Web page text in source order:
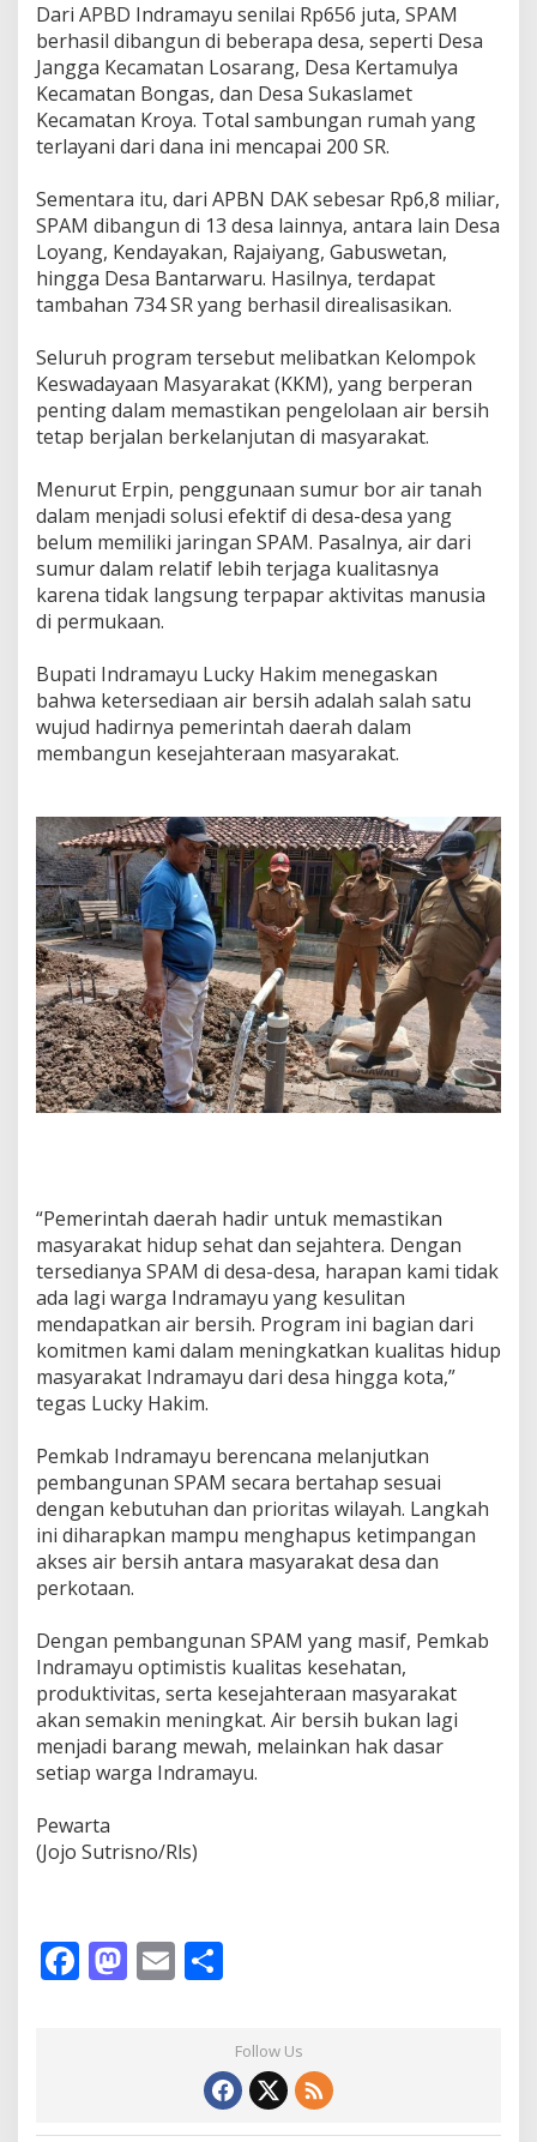
‎Dari APBD Indramayu senilai Rp656 juta, SPAM
berhasil dibangun di beberapa desa, seperti Desa
Jangga Kecamatan Losarang, Desa Kertamulya
Kecamatan Bongas, dan Desa Sukaslamet
Kecamatan Kroya. Total sambungan rumah yang
terlayani dari dana ini mencapai 200 SR.
‎Sementara itu, dari APBN DAK sebesar Rp6,8 miliar,
SPAM dibangun di 13 desa lainnya, antara lain Desa
Loyang, Kendayakan, Rajaiyang, Gabuswetan,
hingga Desa Bantarwaru. Hasilnya, terdapat
tambahan 734 SR yang berhasil direalisasikan.
‎Seluruh program tersebut melibatkan Kelompok
Keswadayaan Masyarakat (KKM), yang berperan
penting dalam memastikan pengelolaan air bersih
tetap berjalan berkelanjutan di masyarakat.
‎Menurut Erpin, penggunaan sumur bor air tanah
dalam menjadi solusi efektif di desa-desa yang
belum memiliki jaringan SPAM. Pasalnya, air dari
sumur dalam relatif lebih terjaga kualitasnya
karena tidak langsung terpapar aktivitas manusia
di permukaan.
‎Bupati Indramayu Lucky Hakim menegaskan
bahwa ketersediaan air bersih adalah salah satu
wujud hadirnya pemerintah daerah dalam
membangun kesejahteraan masyarakat.
‎“Pemerintah daerah hadir untuk memastikan
masyarakat hidup sehat dan sejahtera. Dengan
tersedianya SPAM di desa-desa, harapan kami tidak
ada lagi warga Indramayu yang kesulitan
mendapatkan air bersih. Program ini bagian dari
komitmen kami dalam meningkatkan kualitas hidup
masyarakat Indramayu dari desa hingga kota,”
tegas Lucky Hakim.
‎Pemkab Indramayu berencana melanjutkan
pembangunan SPAM secara bertahap sesuai
dengan kebutuhan dan prioritas wilayah. Langkah
ini diharapkan mampu menghapus ketimpangan
akses air bersih antara masyarakat desa dan
perkotaan.
‎Dengan pembangunan SPAM yang masif, Pemkab
Indramayu optimistis kualitas kesehatan,
produktivitas, serta kesejahteraan masyarakat
akan semakin meningkat. Air bersih bukan lagi
menjadi barang mewah, melainkan hak dasar
setiap warga Indramayu.
‎Pewarta
‎(Jojo Sutrisno/Rls)
F M E
ar
eFollow Us